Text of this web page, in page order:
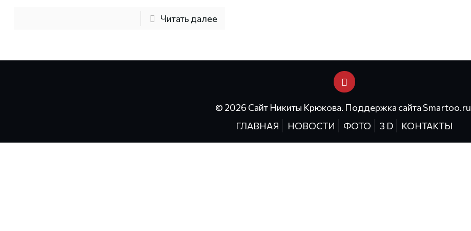
Читать далее
© 2026 Сайт Никиты Крюкова. Поддержка сайта Smartoo.ru
ГЛАВНАЯ
НОВОСТИ ФОТО 3 D КОНТАКТЫ